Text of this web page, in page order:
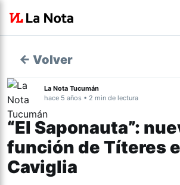
← Volver
La Nota Tucumán
hace 5 años • 2 min de lectura
“El Saponauta”:
función de Títeres
Caviglia